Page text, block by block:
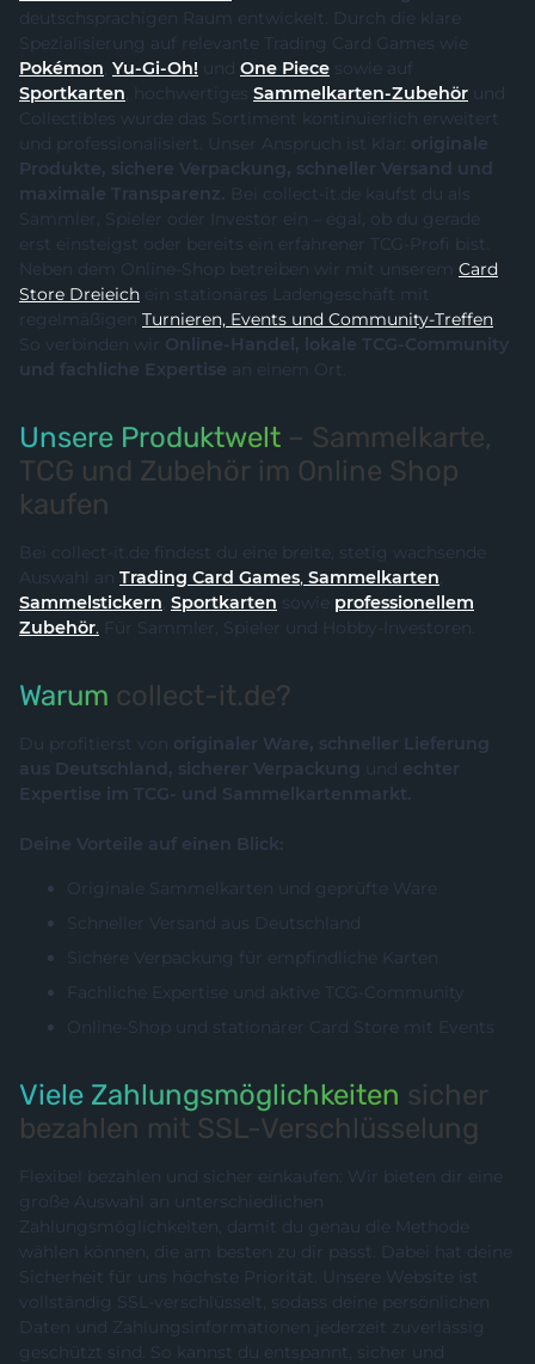
deutschsprachigen Raum entwickelt. Durch die klare
Spezialisierung auf relevante Trading Card Games wie
Pokémon, Yu-Gi-Oh! und One Piece sowie auf
Sportkarten , hochwertiges Sammelkarten-Zubehör
Collectibles wurde das Sortiment kontinuierlich erweitert
und professionalisiert. Unser Anspruch ist klar: originale
Produkte, sichere Verpackung, schneller Versand und
maximale Transparenz. Bei collect-it.de kaufst du als
Sammler, Spieler oder Investor ein – egal, ob du gerade
erst einsteigst oder bereits ein erfahrener TCG-Profi bist.
Neben dem Online-Shop betreiben wir mit unserem Card
Store Dreieich ein stationäres Ladengeschäft mit
regelmäßigen
Turnieren, Events und Community-Treffen.
So verbinden wir Online-Handel, lokale TCG-Community
und fachliche Expertise an einem Ort.
Unsere Produktwelt – Sammelkarte,
TCG und Zubehör im Online Shop
kaufen
Bei collect-it.de findest du eine breite, stetig wachsende
Auswahl an
Trading Card Games, Sammelkarten,
Sammelstickern, Sportkarten sowie professionellem
Zubehör. Für Sammler, Spieler und Hobby-Investoren.
Warum collect-it.de?
Du profitierst von originaler Ware, schneller Lieferung
aus Deutschland, sicherer Verpackung und echter
Expertise im TCG- und Sammelkartenmarkt.
Deine Vorteile auf einen Blick:
Originale Sammelkarten und geprüfte Ware
Schneller Versand aus Deutschland
Sichere Verpackung für empfindliche Karten
Fachliche Expertise und aktive TCG-Community
Online-Shop und stationärer Card Store mit Events
Viele Zahlungsmöglichkeiten sicher
bezahlen mit SSL-Verschlüsselung
Flexibel bezahlen und sicher einkaufen: Wir bieten dir eine
große Auswahl an unterschiedlichen
Zahlungsmöglichkeiten, damit du genau die Methode
wählen können, die am besten zu dir passt. Dabei hat deine
Sicherheit für uns höchste Priorität. Unsere Website ist
vollständig SSL-verschlüsselt, sodass deine persönlichen
Daten und Zahlungsinformationen jederzeit zuverlässig
geschützt sind. So kannst du entspannt, sicher und